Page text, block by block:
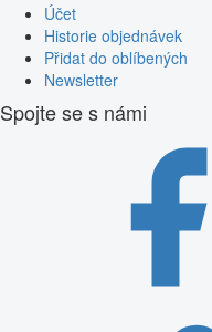
Účet
Historie objednávek
Přidat do oblíbených
Newsletter
Spojte se s námi